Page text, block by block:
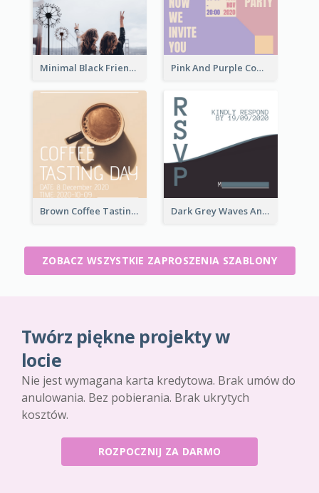
Minimal Black Friendsgiving Invitation Pink And Purple Come To our Party Invitation
Brown Coffee Tasting Day In December Invitation Dark Grey Waves And Curves Invitation
ZOBACZ WSZYSTKIE ZAPROSZENIA SZABLONY
Twórz piękne projekty w
locie
Nie jest wymagana karta kredytowa. Brak umów do
anulowania. Bez pobierania. Brak ukrytych
kosztów.
ROZPOCZNIJ ZA DARMO